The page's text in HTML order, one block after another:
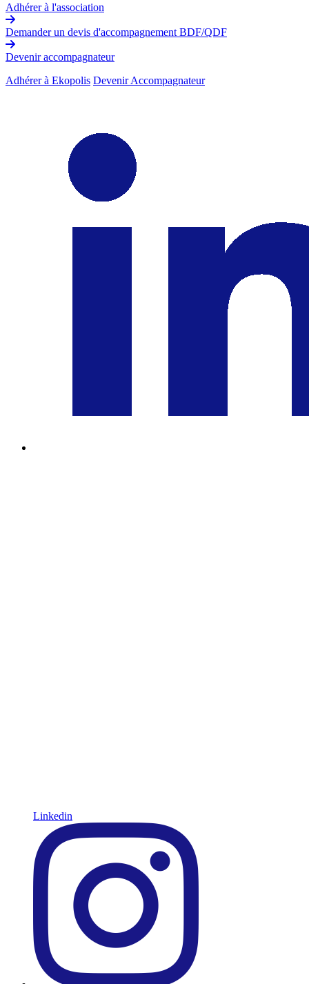
Adhérer à l'association
Demander un devis d'accompagnement BDF/QDF
Devenir accompagnateur
Adhérer à Ekopolis Devenir Accompagnateur
Linkedin